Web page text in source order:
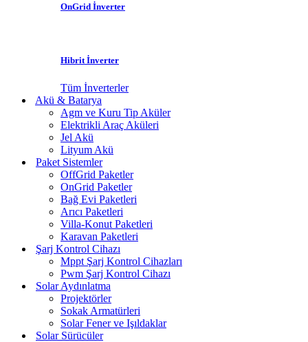
OnGrid İnverter
Hibrit İnverter
Tüm İnverterler
Akü & Batarya
Agm ve Kuru Tip Aküler
Elektrikli Araç Aküleri
Jel Akü
Lityum Akü
Paket Sistemler
OffGrid Paketler
OnGrid Paketler
Bağ Evi Paketleri
Arıcı Paketleri
Villa-Konut Paketleri
Karavan Paketleri
Şarj Kontrol Cihazı
Mppt Şarj Kontrol Cihazları
Pwm Şarj Kontrol Cihazı
Solar Aydınlatma
Projektörler
Sokak Armatürleri
Solar Fener ve Işıldaklar
Solar Sürücüler